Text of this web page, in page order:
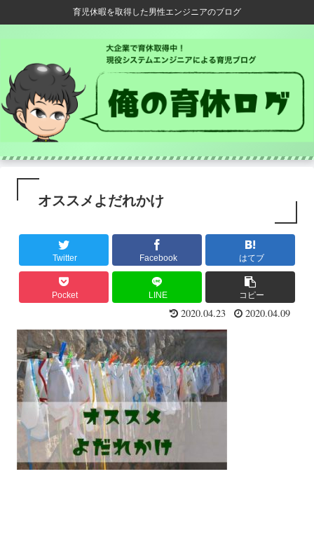
育児休暇を取得した男性エンジニアのブログ
オススメよだれかけ
Twitter Facebook はてブ
Pocket LINE コピー
2020.04.23 2020.04.09